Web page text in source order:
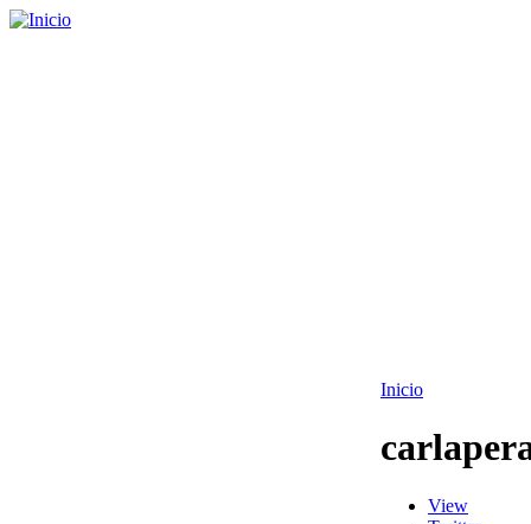
Inicio
View